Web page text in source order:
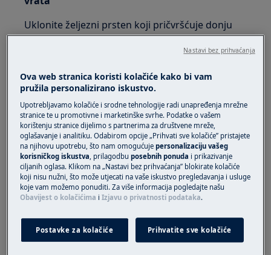
Uklonite željezni prsten koji pričvršćuje donju
brtvu za jedinicu.
Uklonite dio donje brtve iz ormara.
Ova web stranica koristi kolačiće kako bi vam
pružila personalizirano iskustvo.
Upotrebljavamo kolačiće i srodne tehnologije radi unapređenja mrežne
stranice te u promotivne i marketinške svrhe. Podatke o vašem
korištenju stranice dijelimo s partnerima za društvene mreže,
oglašavanje i analitiku. Odabirom opcije „Prihvati sve kolačiće” pristajete
na njihovu upotrebu, što nam omogućujepersonalizaciju vašeg
korisničkog iskustva , prilagodbuposebnih ponuda i prikazivanje
ciljanih oglasa. Klikom na „Nastavi bez prihvaćanja” blokirate kolačiće
koji nisu nužni, što može utjecati na vaše iskustvo pregledavanja i usluge
koje vam možemo ponuditi. Za više informacija pogledajte našu
Obavijest o kolačićima iIzjavu o privatnosti podataka.
Postavke za kolačiće Prihvatite sve kolačiće
Nastavi bez prihvaćanja